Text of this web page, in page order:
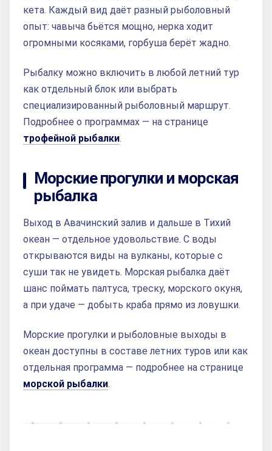
кета. Каждый вид даёт разный рыболовный
опыт: чавыча бьётся мощно, нерка ходит
огромными косяками, горбуша берёт жадно.
Рыбалку можно включить в любой летний тур
как отдельный блок или выбрать
специализированный рыболовный маршрут.
Подробнее о программах — на странице
трофейной рыбалки.
Морские прогулки и морская
рыбалка
Выход в Авачинский залив и дальше в Тихий
океан — отдельное удовольствие. С воды
открываются виды на вулканы, которые с
суши так не увидеть. Морская рыбалка даёт
шанс поймать палтуса, треску, морского окуня,
а при удаче — добыть краба прямо из ловушки.
Морские прогулки и рыболовные выходы в
океан доступны в составе летних туров или как
отдельная программа — подробнее на странице
морской рыбалки.